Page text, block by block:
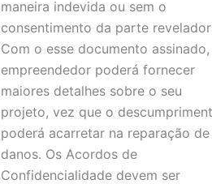
maneira indevida ou sem o
consentimento da parte
Com o esse documento
empreendedor poderá fornecer
maiores detalhes sobre o seu
projeto, vez que o
poderá acarretar na reparação de
danos. Os Acordos de
Confidencialidade devem ser